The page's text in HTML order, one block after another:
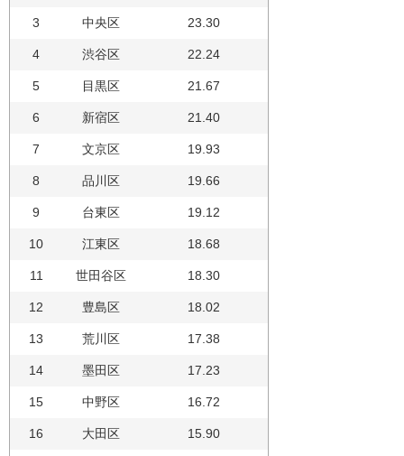
3 中央区 23.30
4 渋谷区 22.24
5 目黒区 21.67
6 新宿区 21.40
7 文京区 19.93
8 品川区 19.66
9 台東区 19.12
10 江東区 18.68
11 世田谷区 18.30
12 豊島区 18.02
13 荒川区 17.38
14 墨田区 17.23
15 中野区 16.72
16 大田区 15.90